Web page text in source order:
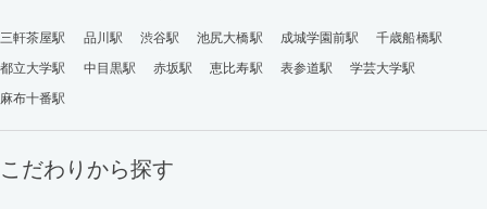
三軒茶屋駅 品川駅 渋谷駅 池尻大橋駅 成城学園前駅
千歳船橋駅
都立大学駅
中目黒駅 赤坂駅 恵比寿駅 表参道駅
学芸大学駅
麻布十番駅
こだわりから探す